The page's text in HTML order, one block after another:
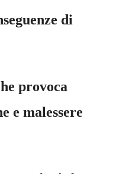
di
provoca
e malessere